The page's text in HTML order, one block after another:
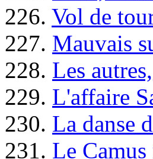
226. Vol de
227. Mauvais
228. Les
229. L'affaire
230. La danse
231. Le